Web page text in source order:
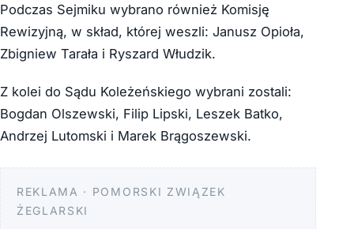
Podczas Sejmiku wybrano również Komisję
Rewizyjną, w skład, której weszli: Janusz Opioła,
Zbigniew Tarała i Ryszard Włudzik.
Z kolei do Sądu Koleżeńskiego wybrani zostali:
Bogdan Olszewski, Filip Lipski, Leszek Batko,
Andrzej Lutomski i Marek Brągoszewski.
REKLAMA · POMORSKI ZWIĄZEK
ŻEGLARSKI